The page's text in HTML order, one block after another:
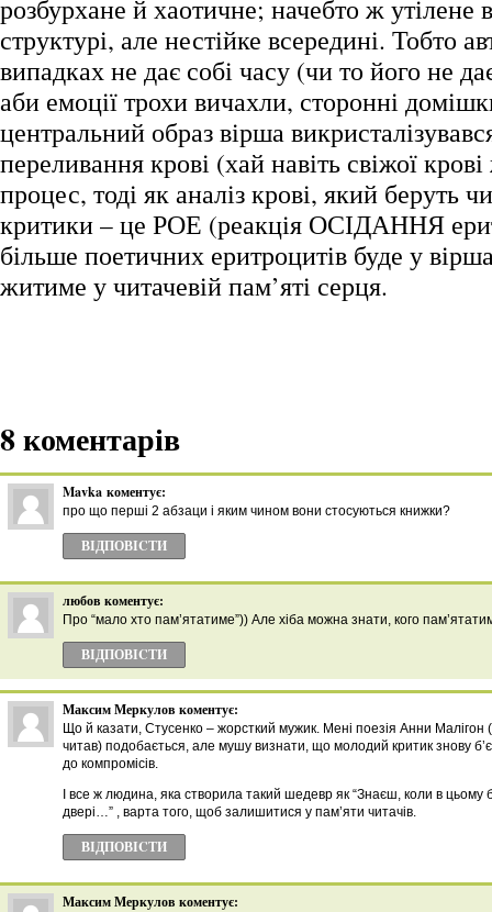
розбурхане й хаотичне; начебто ж утілене в
структурі, але нестійке всередині. Тобто
випадках не дає собі часу (чи то його не
аби емоції трохи вичахли, сторонні
центральний образ вірша
переливання крові (хай навіть свіжої
процес, тоді як аналіз крові, який беруть
критики – це РОЕ (реакція ОСІДАННЯ
більше поетичних еритроцитів буде у
житиме у читачевій пам’яті серця.
8 коментарів
Mavka коментує:
про що перші 2 абзаци і яким чином вони стосуються книжки?
ВІДПОВІCТИ
любов коментує:
Про “мало хто пам’ятатиме”)) Але хiба можна знати, кого
ВІДПОВІCТИ
Максим Меркулов коментує:
Що й казати, Стусенко – жорсткий мужик. Мені поезія Анни Малігон
читав) подобається, але мушу визнати, що молодий критик знову
до компромісів.
І все ж людина, яка створила такий шедевр як “Знаєш, коли в цьому
двері…” , варта того, щоб залишитися у пам’яти читачів.
ВІДПОВІCТИ
Максим Меркулов коментує: